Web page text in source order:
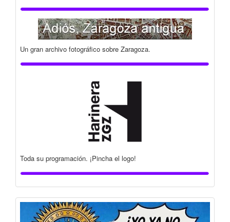
Un gran archivo fotográfico sobre Zaragoza.
Toda su programación. ¡Pincha el logo!